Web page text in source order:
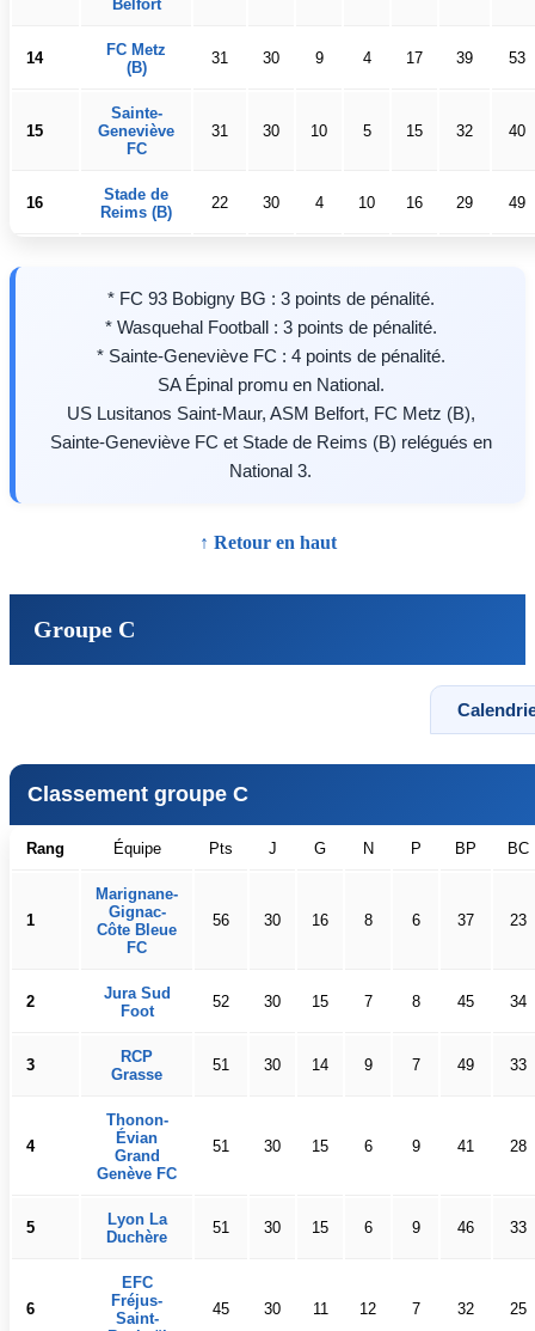
Belfort
14
FC Metz
(B)
31 30 9 4 17 39 53
15
Sainte-
Geneviève
FC
31 30 10 5 15 32 40
16
Stade de
Reims (B)
22 30 4 10 16 29 49
* FC 93 Bobigny BG : 3 points de pénalité.
* Wasquehal Football : 3 points de pénalité.
* Sainte-Geneviève FC : 4 points de pénalité.
SA Épinal promu en National.
US Lusitanos Saint-Maur, ASM Belfort, FC Metz (B),
Sainte-Geneviève FC et Stade de Reims (B) relégués en
National 3.
↑ Retour en haut
Groupe C
Classement groupe C
Rang Équipe Pts J G N P BP BC
1
Marignane-
Gignac-
Côte Bleue
FC
56 30 16 8 6 37 23
2
Jura Sud
Foot
52 30 15 7 8 45 34
3
RCP
Grasse
51 30 14 9 7 49 33
4
Thonon-
Évian
Grand
Genève FC
51 30 15 6 9 41 28
5
Lyon La
Duchère
51 30 15 6 9 46 33
6
EFC
Fréjus-
Saint-
45 30 11 12 7 32 25